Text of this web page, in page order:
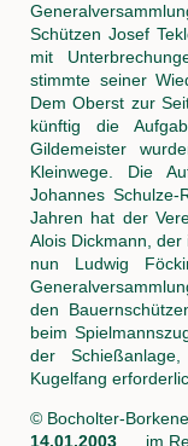
Schützen Josef
mit
stimmte seiner
Dem Oberst zur
künftig die
Gildemeister
Kleinwege. Die
Johannes
Jahren hat der
Alois Dickmann,
nun Ludwig
den
beim
der
Kugelfang
© Bocholter-
14.01.2003 im